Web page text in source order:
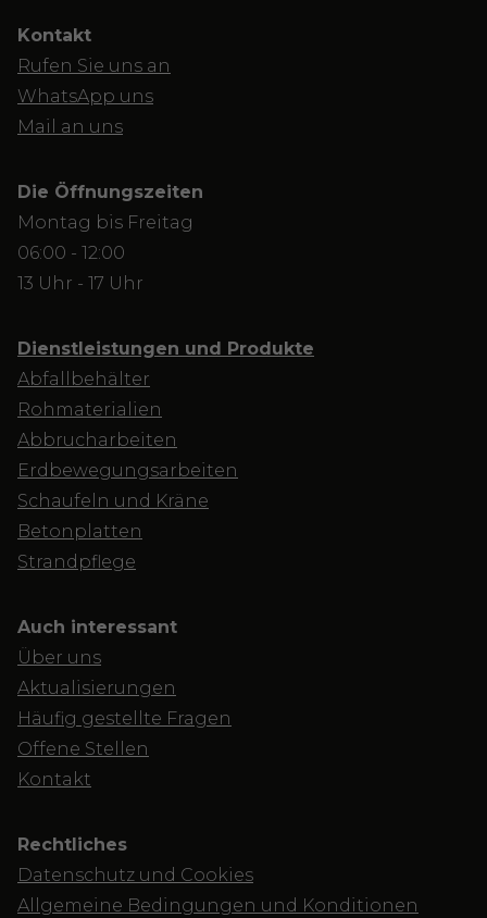
Kontakt
Rufen Sie uns an
WhatsApp uns
Mail an uns
Die Öffnungszeiten
Montag bis Freitag
06:00 - 12:00
13 Uhr - 17 Uhr
Dienstleistungen und Produkte
Abfallbehälter
Rohmaterialien
Abbrucharbeiten
Erdbewegungsarbeiten
Schaufeln und Kräne
Betonplatten
Strandpflege
Auch interessant
Über uns
Aktualisierungen
Häufig gestellte Fragen
Offene Stellen
Kontakt
Rechtliches
Datenschutz und Cookies
Allgemeine Bedingungen und Konditionen